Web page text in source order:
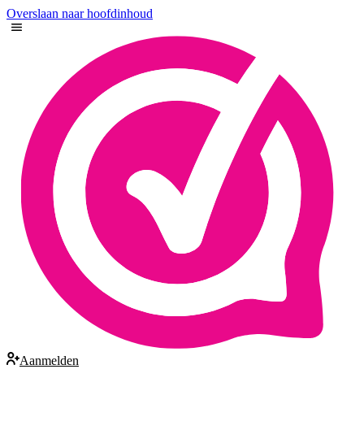
Overslaan naar hoofdinhoud
Aanmelden